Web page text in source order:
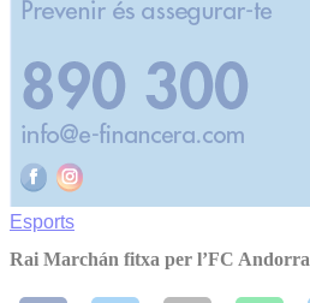
Esports
Rai Marchán fitxa per l’FC Andorra